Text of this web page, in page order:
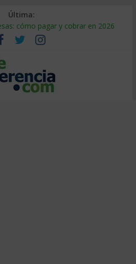
Última:
cómo pagar y cobrar en 2026
es y por qué sale tan caro
cómo auditarla a tiempo
de suministro: qué hacer
UU.: cómo segmentarlo y venderle